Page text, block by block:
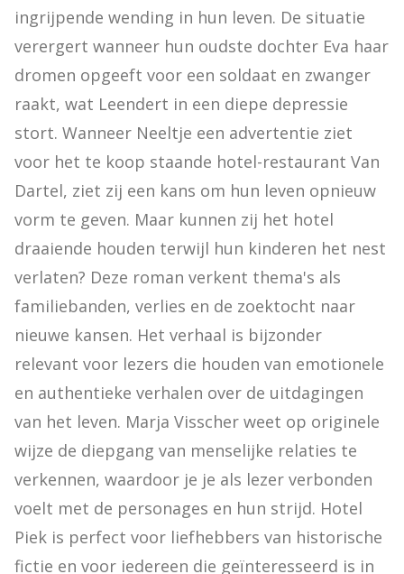
ingrijpende wending in hun leven. De situatie
verergert wanneer hun oudste dochter Eva haar
dromen opgeeft voor een soldaat en zwanger
raakt, wat Leendert in een diepe depressie
stort. Wanneer Neeltje een advertentie ziet
voor het te koop staande hotel-restaurant Van
Dartel, ziet zij een kans om hun leven opnieuw
vorm te geven. Maar kunnen zij het hotel
draaiende houden terwijl hun kinderen het nest
verlaten? Deze roman verkent thema's als
familiebanden, verlies en de zoektocht naar
nieuwe kansen. Het verhaal is bijzonder
relevant voor lezers die houden van emotionele
en authentieke verhalen over de uitdagingen
van het leven. Marja Visscher weet op originele
wijze de diepgang van menselijke relaties te
verkennen, waardoor je je als lezer verbonden
voelt met de personages en hun strijd. Hotel
Piek is perfect voor liefhebbers van historische
fictie en voor iedereen die geïnteresseerd is in